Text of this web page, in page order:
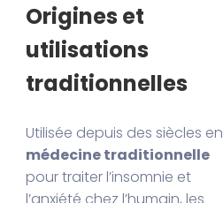
Origines et
utilisations
traditionnelles
Utilisée depuis des siècles en
médecine traditionnelle
pour traiter l’insomnie et
l’anxiété chez l’humain, les